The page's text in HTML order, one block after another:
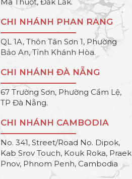
CHI NHÁNH PHAN RANG
QL 1A, Thôn Tân Sơn 1, Phường
Bảo An, Tỉnh Khánh Hòa.
CHI NHÁNH ĐÀ NẴNG
67 Trường Sơn, Phường Cẩm Lệ,
TP Đà Nẵng.
CHI NHÁNH CAMBODIA
No. 341, Street/Road No. Dipok,
Kab Srov Touch, Kouk Roka, Praek
Pnov, Phnom Penh, Cambodia